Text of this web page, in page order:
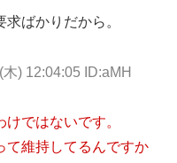
ばかりだから。
) 12:04:05 ID:aMH
ではないです。
て維持してるんですか